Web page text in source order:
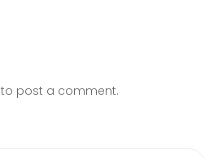
to post a comment.